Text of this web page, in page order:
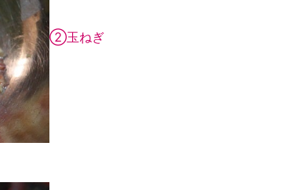
②玉ねぎ